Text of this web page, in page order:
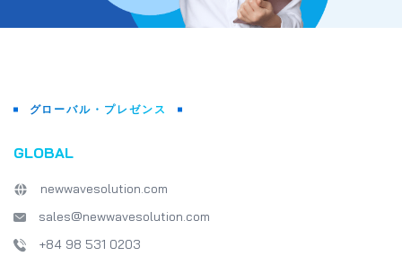
グローバル・プレゼンス
GLOBAL
newwavesolution.com
sales@newwavesolution.com
+84 98 531 0203